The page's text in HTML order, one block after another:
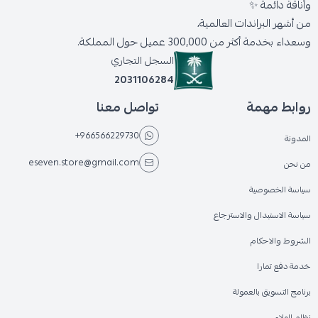
وأناقة دائمة ✨
من أشهر البراندات العالمية،
وسعداء بخدمة أكثر من 300,000 عميل حول المملكة.
السجل التجاري
2031106284
روابط مهمة
المدونة
من نحن
سياسة الخصوصية
سياسة الاستبدال والاسترجاع
الشروط والاحكام
خدمة دفع تمارا
برنامج التسويق بالعمولة
تواصل معنا
+966566229730
eseven.store@gmail.com